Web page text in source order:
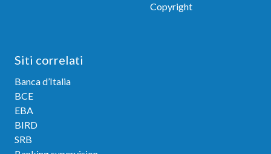
Copyright
Siti correlati
Banca d’Italia
BCE
EBA
BIRD
SRB